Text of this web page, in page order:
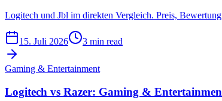
Logitech und Jbl im direkten Vergleich. Preis,
15. Juli 2026 3 min read
Gaming & Entertainment
Logitech vs Razer: Gaming &